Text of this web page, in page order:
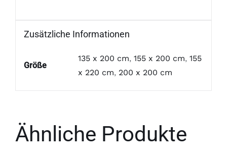
Zusätzliche Informationen
Größe
135 x 200 cm, 155 x 200 cm, 155
x 220 cm, 200 x 200 cm
Ähnliche Produkte